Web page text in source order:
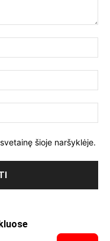
šioje naršyklėje.